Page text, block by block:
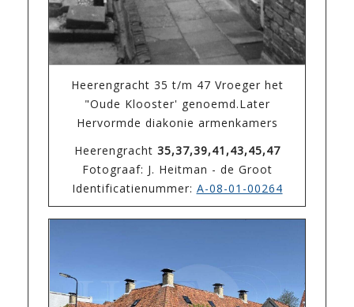
Heerengracht 35 t/m 47 Vroeger het
"Oude Klooster' genoemd.Later
Hervormde diakonie armenkamers
Heerengracht 35,37,39,41,43,45,47
Fotograaf: J. Heitman - de Groot
Identificatienummer: A-08-01-00264